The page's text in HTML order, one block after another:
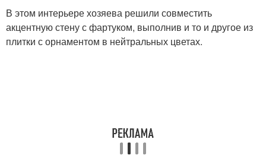
В этом интерьере хозяева решили совместить
акцентную стену с фартуком, выполнив и то и другое из
плитки с орнаментом в нейтральных цветах.